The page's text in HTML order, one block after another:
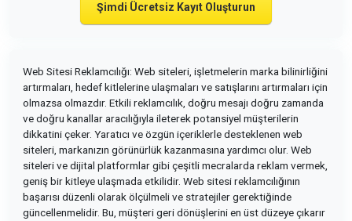
Şimdi Ücretsiz Kayıt Oluşturun
Web Sitesi Reklamcılığı: Web siteleri, işletmelerin marka bilinirliğini
artırmaları, hedef kitlelerine ulaşmaları ve satışlarını artırmaları için
olmazsa olmazdır. Etkili reklamcılık, doğru mesajı doğru zamanda
ve doğru kanallar aracılığıyla ileterek potansiyel müşterilerin
dikkatini çeker. Yaratıcı ve özgün içeriklerle desteklenen web
siteleri, markanızın görünürlük kazanmasına yardımcı olur. Web
siteleri ve dijital platformlar gibi çeşitli mecralarda reklam vermek,
geniş bir kitleye ulaşmada etkilidir. Web sitesi reklamcılığının
başarısı düzenli olarak ölçülmeli ve stratejiler gerektiğinde
güncellenmelidir. Bu, müşteri geri dönüşlerini en üst düzeye çıkarır